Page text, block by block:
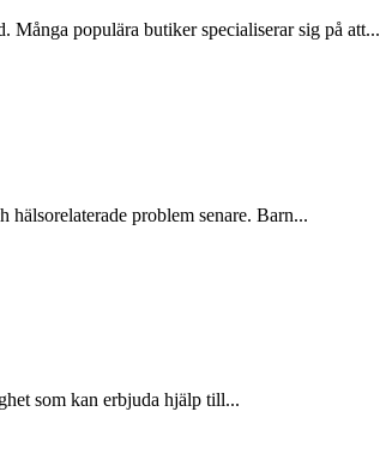
Många populära butiker specialiserar sig på att...
problem senare. Barn...
som kan erbjuda hjälp till...